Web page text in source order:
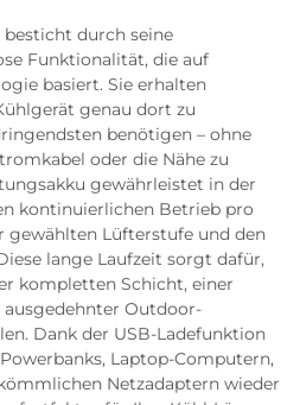
durch seine
Funktionalität, die auf
basiert. Sie erhalten
genau dort zu
benötigen – ohne
oder die Nähe zu
gewährleistet in der
kontinuierlichen Betrieb pro
gewählten Lüfterstufe und den
lange Laufzeit sorgt dafür,
kompletten Schicht, einer
Outdoor-
Dank der USB-Ladefunktion
Laptop-Computern,
Netzadaptern wieder